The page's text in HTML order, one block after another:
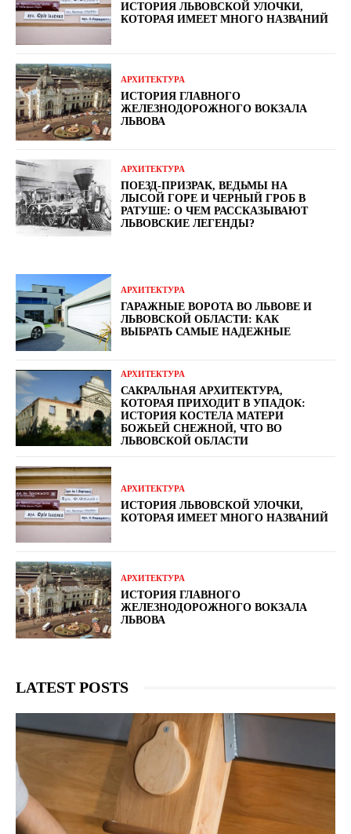
ИСТОРИЯ ЛЬВОВСКОЙ УЛОЧКИ,
КОТОРАЯ ИМЕЕТ МНОГО НАЗВАНИЙ
АРХИТЕКТУРА
ИСТОРИЯ ГЛАВНОГО
ЖЕЛЕЗНОДОРОЖНОГО ВОКЗАЛА
ЛЬВОВА
АРХИТЕКТУРА
ПОЕЗД-ПРИЗРАК, ВЕДЬМЫ НА
ЛЫСОЙ ГОРЕ И ЧЕРНЫЙ ГРОБ В
РАТУШЕ: О ЧЕМ РАССКАЗЫВАЮТ
ЛЬВОВСКИЕ ЛЕГЕНДЫ?
АРХИТЕКТУРА
ГАРАЖНЫЕ ВОРОТА ВО ЛЬВОВЕ И
ЛЬВОВСКОЙ ОБЛАСТИ: КАК
ВЫБРАТЬ САМЫЕ НАДЕЖНЫЕ
АРХИТЕКТУРА
САКРАЛЬНАЯ АРХИТЕКТУРА,
КОТОРАЯ ПРИХОДИТ В УПАДОК:
ИСТОРИЯ КОСТЕЛА МАТЕРИ
БОЖЬЕЙ СНЕЖНОЙ, ЧТО ВО
ЛЬВОВСКОЙ ОБЛАСТИ
АРХИТЕКТУРА
ИСТОРИЯ ЛЬВОВСКОЙ УЛОЧКИ,
КОТОРАЯ ИМЕЕТ МНОГО НАЗВАНИЙ
АРХИТЕКТУРА
ИСТОРИЯ ГЛАВНОГО
ЖЕЛЕЗНОДОРОЖНОГО ВОКЗАЛА
ЛЬВОВА
LATEST POSTS